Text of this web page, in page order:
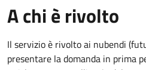
A chi è rivolto
Il servizio è rivolto ai nubendi
presentare la domanda in prima